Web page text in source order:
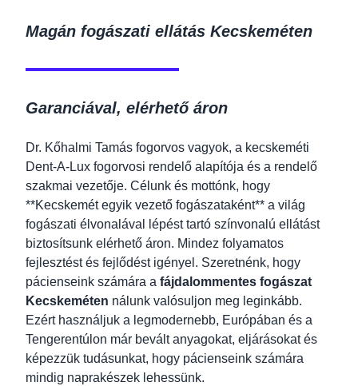
Magán fogászati ellátás Kecskeméten
Garanciával, elérhető áron
Dr. Kőhalmi Tamás fogorvos vagyok, a kecskeméti
Dent-A-Lux fogorvosi rendelő alapítója és a rendelő
szakmai vezetője. Célunk és mottónk, hogy
**Kecskemét egyik vezető fogászataként** a világ
fogászati élvonalával lépést tartó színvonalú ellátást
biztosítsunk elérhető áron. Mindez folyamatos
fejlesztést és fejlődést igényel. Szeretnénk, hogy
pácienseink számára a fájdalommentes fogászat
Kecskeméten nálunk valósuljon meg leginkább.
Ezért használjuk a legmodernebb, Európában és a
Tengerentúlon már bevált anyagokat, eljárásokat és
képezzük tudásunkat, hogy pácienseink számára
mindig naprakészek lehessünk.